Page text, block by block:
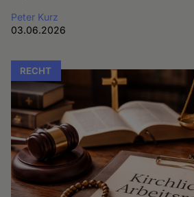
Peter Kurz
03.06.2026
RECHT